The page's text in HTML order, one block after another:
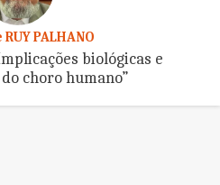
PALHANO
biológicas e
choro humano”